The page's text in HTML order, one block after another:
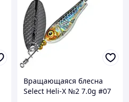
Вращающаяся блесна
Select Heli-X №2 7.0g #07